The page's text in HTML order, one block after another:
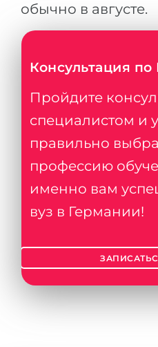
обычно в августе.
Консультация
Пройдите
специалистом и
правильно
профессию
именно вам
вуз в Германии!